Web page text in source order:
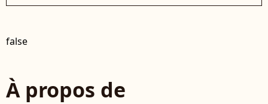
false
À propos de